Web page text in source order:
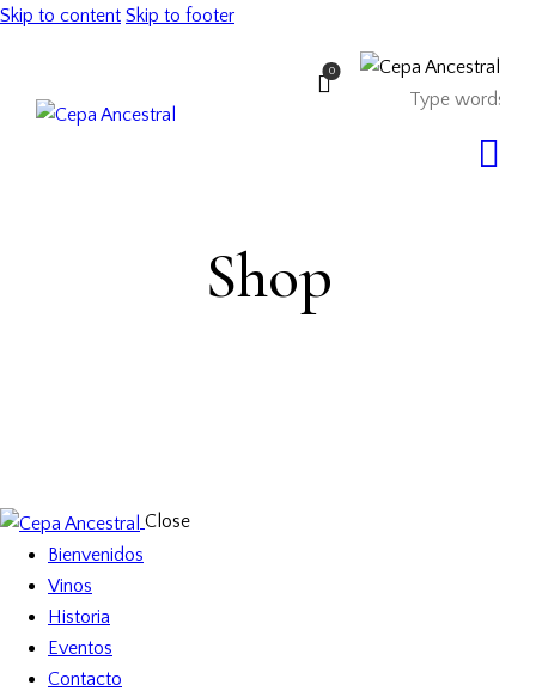
Skip to content Skip to footer
0
Shop
Close
Bienvenidos
Vinos
Historia
Eventos
Contacto